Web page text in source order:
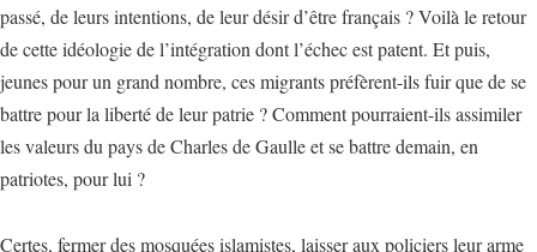
passé, de leurs intentions, de leur désir d’être français ? Voilà le retour
de cette idéologie de l’intégration dont l’échec est patent. Et puis,
jeunes pour un grand nombre, ces migrants préfèrent-ils fuir que de se
battre pour la liberté de leur patrie ? Comment pourraient-ils assimiler
les valeurs du pays de Charles de Gaulle et se battre demain, en
patriotes, pour lui ?
Certes, fermer des mosquées islamistes, laisser aux policiers leur arme